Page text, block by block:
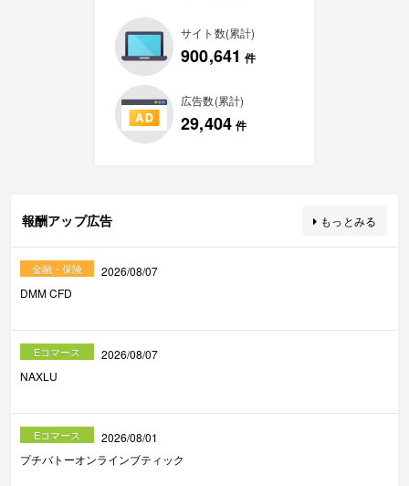
サイト数(累計)
900,641 件
広告数(累計)
29,404 件
報酬アップ広告 もっとみる
金融・保険
2026/08/07
DMM CFD
Eコマース
2026/08/07
NAXLU
Eコマース
2026/08/01
プチバトーオンラインブティック